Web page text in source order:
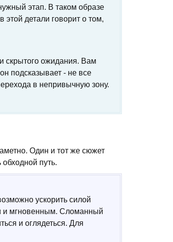
этап. В таком образе
детали говорит о том,
скрытого ожидания. Вам
подсказывает - не все
в непривычную зону.
Один и тот же сюжет
путь.
ускорить силой
и мгновенным. Сломанный
и оглядеться. Для